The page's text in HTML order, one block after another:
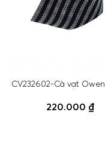
CV232602-Cà vạt Owen
220.000 ₫